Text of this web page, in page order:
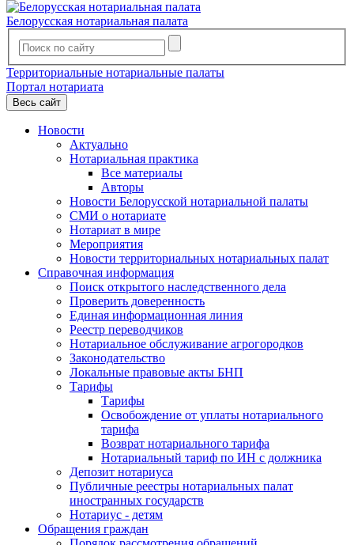
Белорусская нотариальная палата
Территориальные нотариальные палаты
Портал нотариата
Весь сайт
Новости
Актуально
Нотариальная практика
Все материалы
Авторы
Новости Белорусской нотариальной палаты
СМИ о нотариате
Нотариат в мире
Мероприятия
Новости территориальных нотариальных палат
Справочная информация
Поиск открытого наследственного дела
Проверить доверенность
Единая информационная линия
Реестр переводчиков
Нотариальное обслуживание агрогородков
Законодательство
Локальные правовые акты БНП
Тарифы
Тарифы
Освобождение от уплаты нотариального
тарифа
Возврат нотариального тарифа
Нотариальный тариф по ИН с должника
Депозит нотариуса
Публичные реестры нотариальных палат
иностранных государств
Нотариус - детям
Обращения граждан